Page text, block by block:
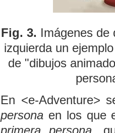
Fig. 3. Imágenes de
izquierda un
de "dibujos
En <e-Adventure>
persona en los que
primera persona ,